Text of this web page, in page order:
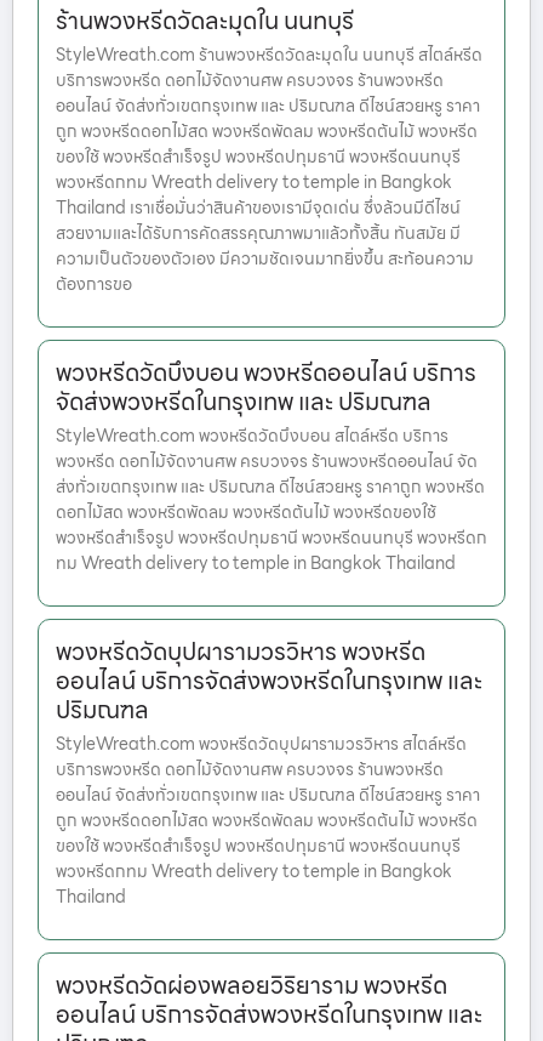
ร้านพวงหรีดวัดละมุดใน นนทบุรี
StyleWreath.com ร้านพวงหรีดวัดละมุดใน นนทบุรี สไตล์หรีด
บริการพวงหรีด ดอกไม้จัดงานศพ ครบวงจร ร้านพวงหรีด
ออนไลน์ จัดส่งทั่วเขตกรุงเทพ และ ปริมณฑล ดีไซน์สวยหรู ราคา
ถูก พวงหรีดดอกไม้สด พวงหรีดพัดลม พวงหรีดต้นไม้ พวงหรีด
ของใช้ พวงหรีดสำเร็จรูป พวงหรีดปทุมธานี พวงหรีดนนทบุรี
พวงหรีดกทม Wreath delivery to temple in Bangkok
Thailand เราเชื่อมั่นว่าสินค้าของเรามีจุดเด่น ซึ่งล้วนมีดีไซน์
สวยงามและได้รับการคัดสรรคุณภาพมาแล้วทั้งสิ้น ทันสมัย มี
ความเป็นตัวของตัวเอง มีความชัดเจนมากยิ่งขึ้น สะท้อนความ
ต้องการขอ
พวงหรีดวัดบึงบอน พวงหรีดออนไลน์ บริการ
จัดส่งพวงหรีดในกรุงเทพ และ ปริมณฑล
StyleWreath.com พวงหรีดวัดบึงบอน สไตล์หรีด บริการ
พวงหรีด ดอกไม้จัดงานศพ ครบวงจร ร้านพวงหรีดออนไลน์ จัด
ส่งทั่วเขตกรุงเทพ และ ปริมณฑล ดีไซน์สวยหรู ราคาถูก พวงหรีด
ดอกไม้สด พวงหรีดพัดลม พวงหรีดต้นไม้ พวงหรีดของใช้
พวงหรีดสำเร็จรูป พวงหรีดปทุมธานี พวงหรีดนนทบุรี พวงหรีดก
ทม Wreath delivery to temple in Bangkok Thailand
พวงหรีดวัดบุปผารามวรวิหาร พวงหรีด
ออนไลน์ บริการจัดส่งพวงหรีดในกรุงเทพ และ
ปริมณฑล
StyleWreath.com พวงหรีดวัดบุปผารามวรวิหาร สไตล์หรีด
บริการพวงหรีด ดอกไม้จัดงานศพ ครบวงจร ร้านพวงหรีด
ออนไลน์ จัดส่งทั่วเขตกรุงเทพ และ ปริมณฑล ดีไซน์สวยหรู ราคา
ถูก พวงหรีดดอกไม้สด พวงหรีดพัดลม พวงหรีดต้นไม้ พวงหรีด
ของใช้ พวงหรีดสำเร็จรูป พวงหรีดปทุมธานี พวงหรีดนนทบุรี
พวงหรีดกทม Wreath delivery to temple in Bangkok
Thailand
พวงหรีดวัดผ่องพลอยวิริยาราม พวงหรีด
ออนไลน์ บริการจัดส่งพวงหรีดในกรุงเทพ และ